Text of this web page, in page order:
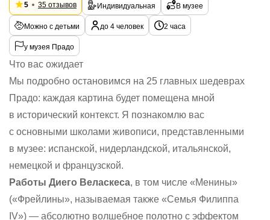
5 35 отзывов Индивидуальная В музее
Можно с детьми до 4 человек 2 часа
у музея Прадо
Что вас ожидает
Мы подробно остановимся на 25 главных шедеврах
Прадо: каждая картина будет помещена мной
в исторический контекст. Я познакомлю вас
с основными школами живописи, представленными
в музее: испанской, нидерландской, итальянской,
немецкой и французской.
Работы Диего Веласкеса, в том числе «Менины»
(«Фрейлины», называемая также «Семья Филиппа
IV») — абсолютно волшебное полотно с эффектом